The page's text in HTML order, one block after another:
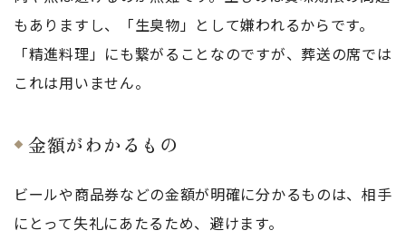
もありますし、「生臭物」として嫌われるからです。
「精進料理」にも繋がることなのですが、葬送の席では
これは用いません。
金額がわかるもの
ビールや商品券などの金額が明確に分かるものは、相手
にとって失礼にあたるため、避けます。